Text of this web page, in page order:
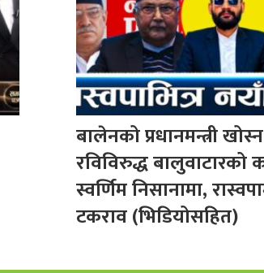
बालेनको प्रधानमन्त्री
रविविरुद्ध बालुवाटारको
स्वर्णिम निसानामा,
टकराव (भिडियोसहित)